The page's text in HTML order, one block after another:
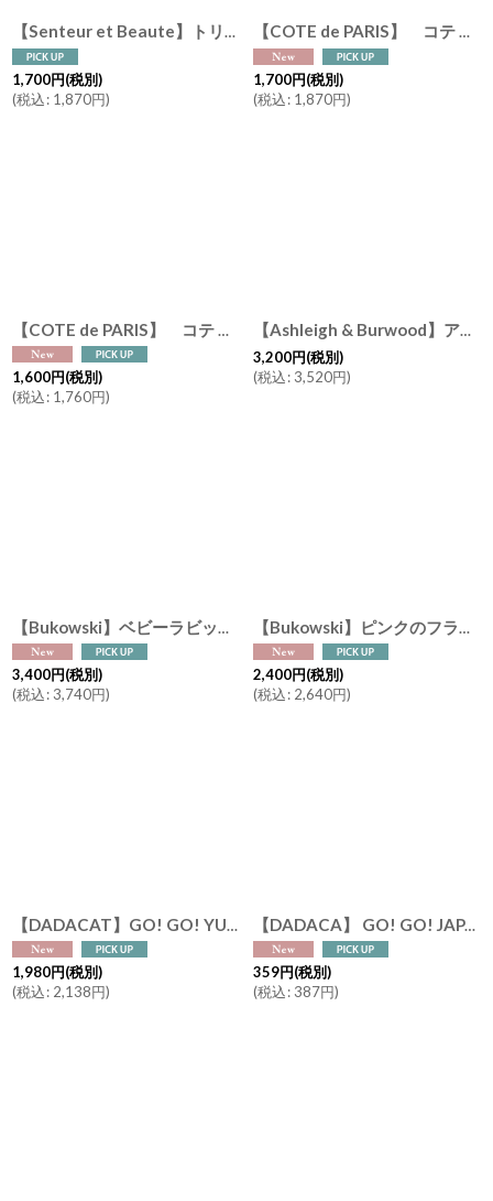
【Senteur et Beaute】トリコロール シトロンドール UV ハンドクリーム 30ml Citron d’or サンタール・エ・ボーテ フランス製 日焼け止め UVケア フランスパッケージ
1,700円(税別)
(税込: 1,870円)
【COTE de PARIS】 コテ ドゥ パリ UVハンドクリーム 30ml シエスト オ ソレイユ Siest au Soleil フルーティーなシトラス フランス製
1,700円(税別)
(税込: 1,870円)
【COTE de PARIS】 コテ ドゥ パリ フレグランスオードトワレ 15ml （オシャンゼリゼ・ピーチ / オ ルーブル・ベルガモット) 香水 フランス製
1,600円(税別)
(税込: 1,760円)
【Ashleigh & Burwood】アシュレイ＆バーウッド 消臭 フレグランスオイル イザベラ 500ml Isabella イギリス製
3,200円(税別)
(税込: 3,520円)
【Bukowski】ベビーラビット カニニ Kanini 15cm スウェーデンのぬいぐるみ うさぎ ソフトトイ ブコウスキー 誕生日
3,400円(税別)
(税込: 3,740円)
【Bukowski】ピンクのフラミンゴ フィービー Pheobe 20cm バッグチャーム スウェーデンのぬいぐるみ ブコウスキー キーホルダー アクセサリー 誕生日
2,400円(税別)
(税込: 2,640円)
【DADACAT】GO! GO! YUBARI !! GO! GO! JAPAN !! ゼリー缶 4個入り （夕張メロンx２ 白桃 りんご） 日本画家の伊藤清子デザイン Made in Japan
1,980円(税別)
(税込: 2,138円)
【DADACA】 GO! GO! JAPAN !! ゼリー （夕張メロン 白桃 りんご） 日本画家の伊藤清子デザイン Made in Japan 猫好きさんへ！
359円(税別)
(税込: 387円)